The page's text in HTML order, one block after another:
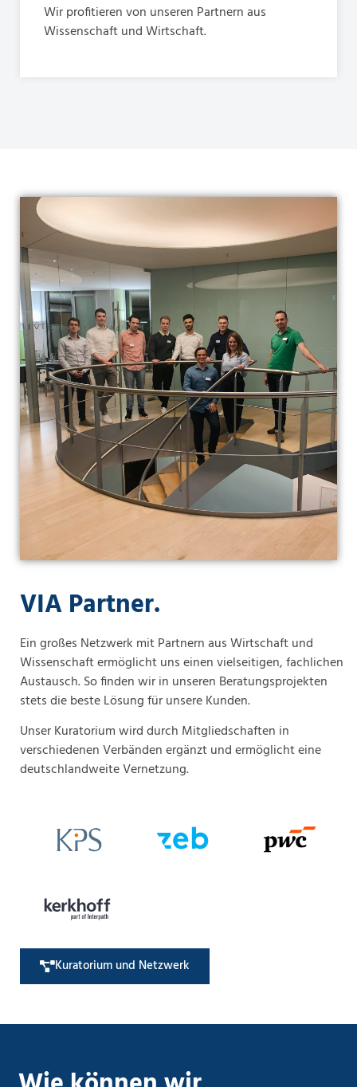
Wir profitieren von unseren Partnern aus
Wissenschaft und Wirtschaft.
VIA Partner.
Ein großes Netzwerk mit Partnern aus Wirtschaft und
Wissenschaft ermöglicht uns einen vielseitigen, fachlichen
Austausch. So finden wir in unseren Beratungsprojekten
stets die beste Lösung für unsere Kunden.
Unser Kuratorium wird durch Mitgliedschaften in
verschiedenen Verbänden ergänzt und ermöglicht eine
deutschlandweite Vernetzung.
Kuratorium und Netzwerk